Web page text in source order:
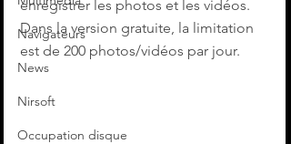
Navigateurs
News
Nirsoft
Occupation disque
enregistrer les photos et les vidéos.
Dans la version gratuite, la limitation
est de 200 photos/vidéos par jour.